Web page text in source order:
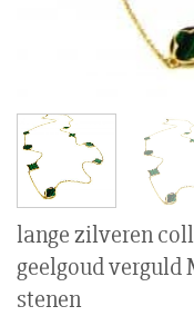
lange zilveren
geelgoud verguld
stenen